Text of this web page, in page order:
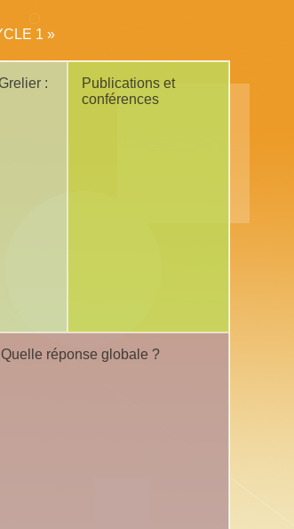
1 »
:
Publications et
conférences
Quelle réponse globale ?